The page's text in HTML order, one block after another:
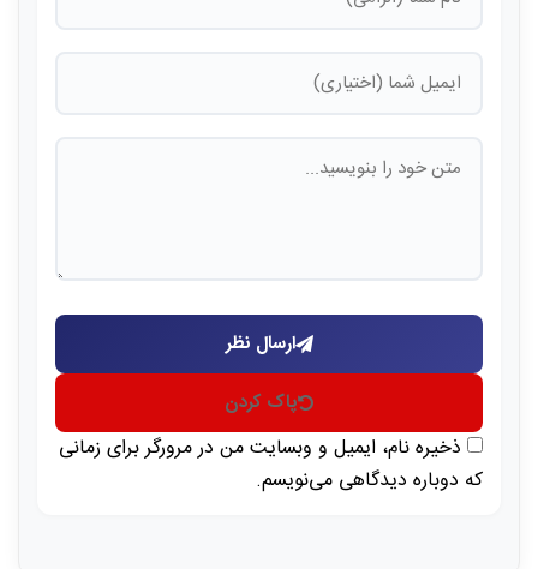
ارسال نظر
پاک کردن
ذخیره نام، ایمیل و وبسایت من در مرورگر برای زمانی
که دوباره دیدگاهی می‌نویسم.